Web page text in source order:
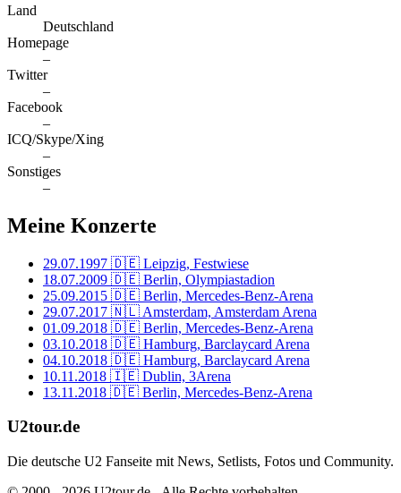
Land
Deutschland
Homepage
–
Twitter
–
Facebook
–
ICQ/Skype/Xing
–
Sonstiges
–
Meine Konzerte
29.07.1997 🇩🇪 Leipzig, Festwiese
18.07.2009 🇩🇪 Berlin, Olympiastadion
25.09.2015 🇩🇪 Berlin, Mercedes-Benz-Arena
29.07.2017 🇳🇱 Amsterdam, Amsterdam Arena
01.09.2018 🇩🇪 Berlin, Mercedes-Benz-Arena
03.10.2018 🇩🇪 Hamburg, Barclaycard Arena
04.10.2018 🇩🇪 Hamburg, Barclaycard Arena
10.11.2018 🇮🇪 Dublin, 3Arena
13.11.2018 🇩🇪 Berlin, Mercedes-Benz-Arena
U2tour.de
Die deutsche U2 Fanseite mit News, Setlists, Fotos und Community.